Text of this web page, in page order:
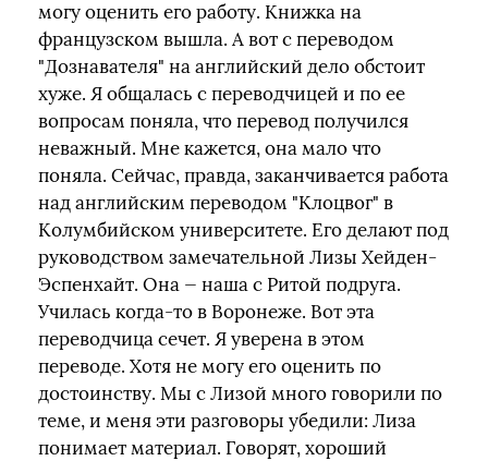
могу оценить его работу. Книжка на
французском вышла. А вот с переводом
"Дознавателя" на английский дело обстоит
хуже. Я общалась с переводчицей и по ее
вопросам поняла, что перевод получился
неважный. Мне кажется, она мало что
поняла. Сейчас, правда, заканчивается работа
над английским переводом "Клоцвог" в
Колумбийском университете. Его делают под
руководством замечательной Лизы Хейден-
Эспенхайт. Она — наша с Ритой подруга.
Училась когда-то в Воронеже. Вот эта
переводчица сечет. Я уверена в этом
переводе. Хотя не могу его оценить по
достоинству. Мы с Лизой много говорили по
теме, и меня эти разговоры убедили: Лиза
понимает материал. Говорят, хороший